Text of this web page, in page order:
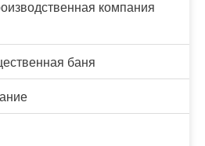
компания
баня